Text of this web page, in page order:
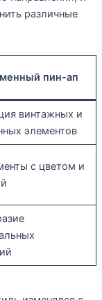
различные
пин-ап
винтажных и
элементов
с цветом и